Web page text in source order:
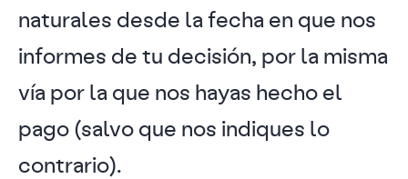
naturales desde la fecha en que nos
informes de tu decisión, por la misma
vía por la que nos hayas hecho el
pago (salvo que nos indiques lo
contrario).